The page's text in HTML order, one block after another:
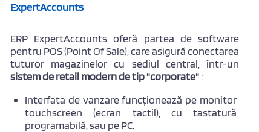
ExpertAccounts
ERP ExpertAccounts oferă partea de software
pentru POS (Point Of Sale), care asigură conectarea
tuturor magazinelor cu sediul central, într-un
sistem de retail modern de tip "corporate":
Interfata de vanzare funcționează pe monitor
touchscreen (ecran tactil), cu tastatură
programabilă, sau pe PC.